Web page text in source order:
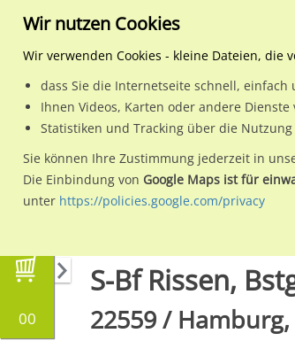
Wähle den Werbestandort:
00
S-Bf Rissen,
22559 /
Wir nutzen Cookies
Wir verwenden Cookies - kleine Dateien,
dass Sie die Internetseite schnell,
Ihnen Videos, Karten oder andere
Statistiken und Tracking über die
Sie können Ihre Zustimmung jederzeit in
Die Einbindung von Google Maps ist für
unter https://policies.google.com/privacy